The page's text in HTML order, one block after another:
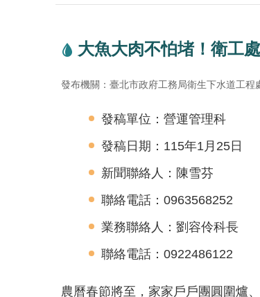
大魚大肉不怕堵！衛工
發布機關：臺北市政府工務局衛生下水道工程
發稿單位：營運管理科
發稿日期：115年1月25日
新聞聯絡人：陳雪芬
聯絡電話：0963568252
業務聯絡人：劉容伶科長
聯絡電話：0922486122
農曆春節將至，家家戶戶團圓圍爐